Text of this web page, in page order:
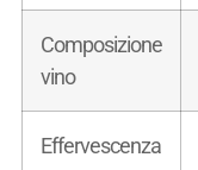
Composizione
vino
Effervescenza